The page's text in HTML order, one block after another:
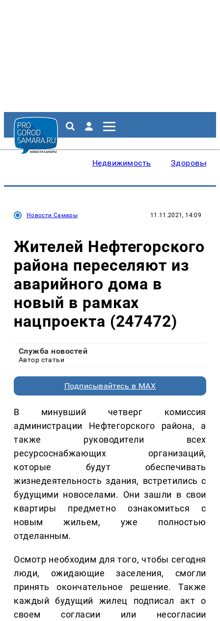
Недвижимость Здоровье
Новости Самары 11.11.2021, 14:09
Жителей Нефтегорского
района переселяют из
аварийного дома в
новый в рамках
нацпроекта (247472)
Служба новостей
Автор статьи
Подписывайтесь в MAX
В минувший четверг комиссия
администрации Нефтегорского района, а
также руководители всех
ресурсоснабжающих организаций,
которые будут обеспечивать
жизнедеятельность здания, встретились с
будущими новоселами. Они зашли в свои
квартиры предметно ознакомиться с
новым жильем, уже полностью
отделанным.
Осмотр необходим для того, чтобы сегодня
люди, ожидающие заселения, смогли
принять окончательное решение. Также
каждый будущий жилец подписал акт о
своем согласии или несогласии